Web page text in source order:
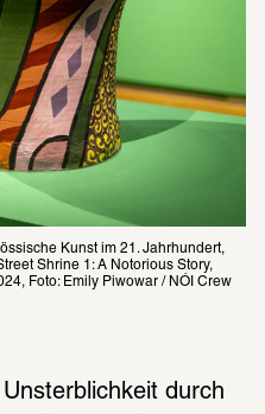
Kunst im 21. Jahrhundert,
Shrine 1: A Notorious Story,
Foto: Emily Piwowar / NÓI Crew
durch